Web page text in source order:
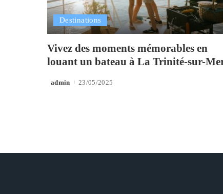
Destinations
Vivez des moments mémorables en
louant un bateau à La Trinité-sur-
Posted
admin 23/05/2025